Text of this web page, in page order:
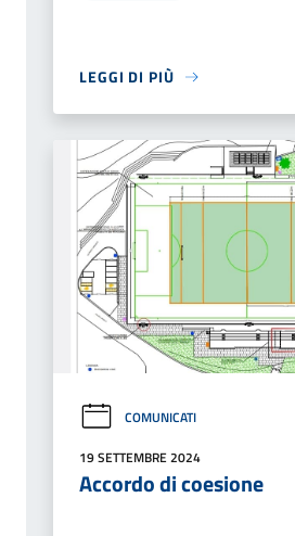
LEGGI DI PIÙ
COMUNICATI
19 SETTEMBRE 2024
Accordo di coesione